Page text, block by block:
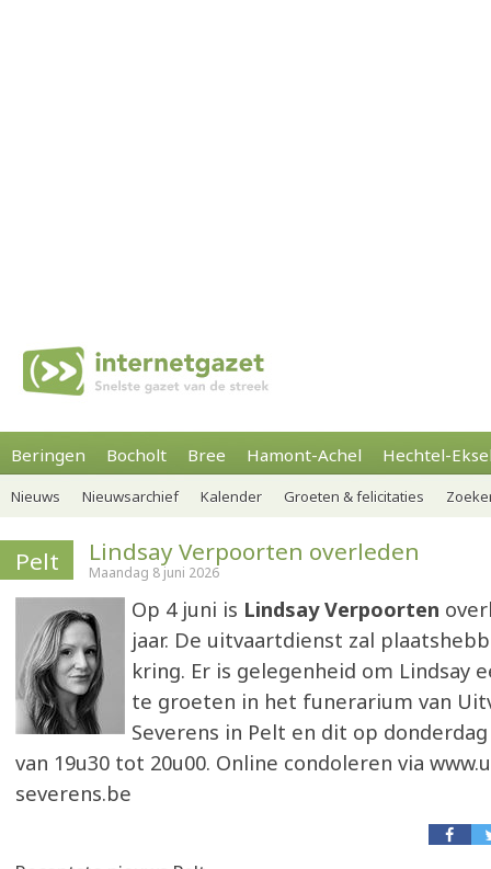
Beringen Bocholt Bree Hamont-Achel Hechtel-
Nieuws Nieuwsarchief Kalender Groeten & felicitaties
Pelt Lindsay Verpoorten overleden
Maandag 8 juni 2026
Op 4 juni is Lindsay Verpoorten
jaar. De uitvaartdienst zal
kring. Er is gelegenheid om Lindsay
te groeten in het funerarium van
Severens in Pelt en dit op donderdag
van 19u30 tot 20u00. Online condoleren via
severens.be